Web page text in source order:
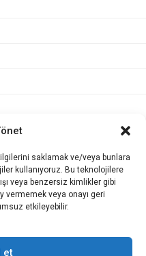
saklamak ve/veya bunlara
kullanıyoruz. Bu teknolojilere
veya benzersiz kimlikler gibi
veya onayı geri
etkileyebilir.
et